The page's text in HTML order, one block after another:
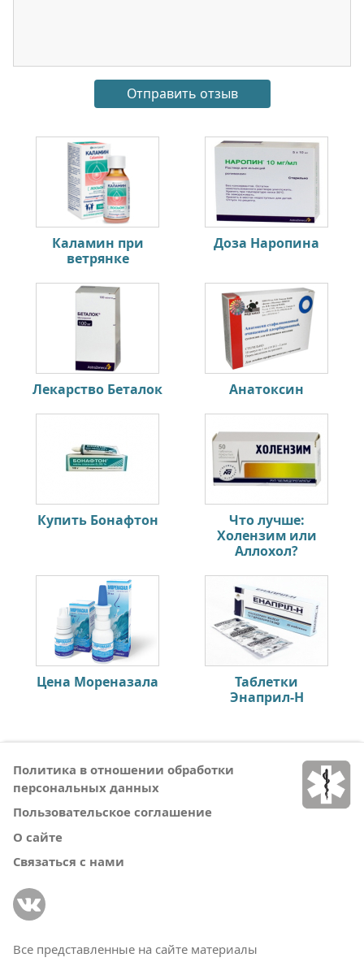
Каламин при
ветрянке
Доза Наропина
Лекарство Беталок Анатоксин
Купить Бонафтон
Что лучше:
Холензим или
Аллохол?
Цена Мореназала
Таблетки
Энаприл-Н
Политика в отношении обработки
персональных данных
Пользовательское соглашение
О сайте
Связаться с нами
Все представленные на сайте материалы